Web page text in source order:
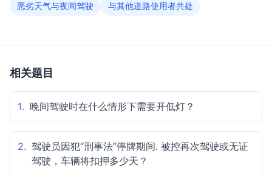
恶劣天气与夜间驾驶
与其他道路使用者共处
相关题目
1. 晚间驾驶时在什么情形下需要开低灯？
2. 驾驶员因犯“刑事法”停牌期间. 被控再次驾驶或无证
驾驶，车辆将扣押多少天？